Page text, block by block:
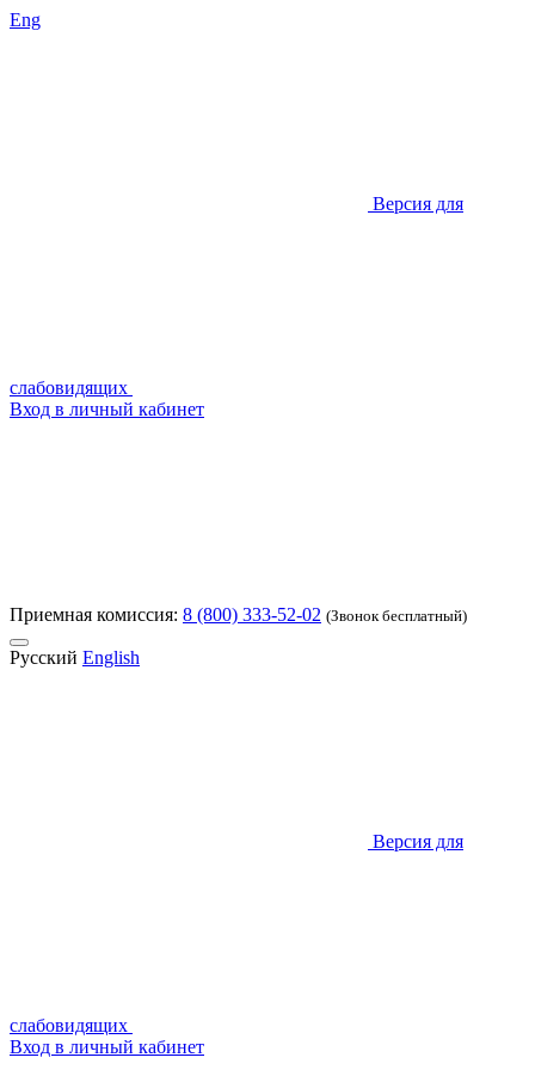
Eng
Версия для
слабовидящих
Вход в личный кабинет
Приемная комиссия: 8 (800) 333-52-02 (Звонок бесплатный)
Русский English
Версия для
слабовидящих
Вход в личный кабинет